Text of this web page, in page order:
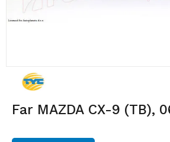
Far MAZDA CX-9 (TB),